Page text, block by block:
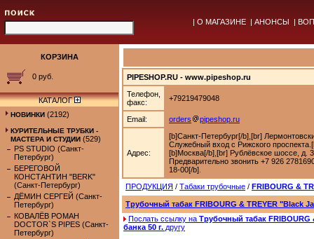
| О МАГАЗИНЕ | АНОНСЫ |
КОРЗИНА
0 руб.
КАТАЛОГ
НОВИНКИ (2192)
КУРИТЕЛЬНЫЕ ТРУБКИ -
МАСТЕРА И СТУДИИ (529)
PS STUDIO (Санкт-
Петербург)
БЕРЕГОВОЙ
КОНСТАНТИН "BERK"
(Санкт-Петербург)
ДЁМИН СЕРГЕЙ (Санкт-
Петербург)
КОВАЛЁВ РОМАН
DOCTOR`S PIPES (Санкт-
Петербург)
PIPESHOP.RU - www.pipeshop.ru
Телефон,
факс:
+79219479048
Email: orders pipeshop.ru
Адрес:
[b]Санкт-Петербург[/b],[br]
Служебный вход с Рижского
[b]Москва[/b],[br] Рублёвское шоссе, д.
Предварительно звонить +7 926
18-00[/b].
ПРОДУКЦИЯ / Табаки трубочные / FRIBOURG &
Трубочный табак FRIBOURG & TREYER "Black
Послать ссылку на Трубочный табак FRIBOURG
банка 50 г. другу